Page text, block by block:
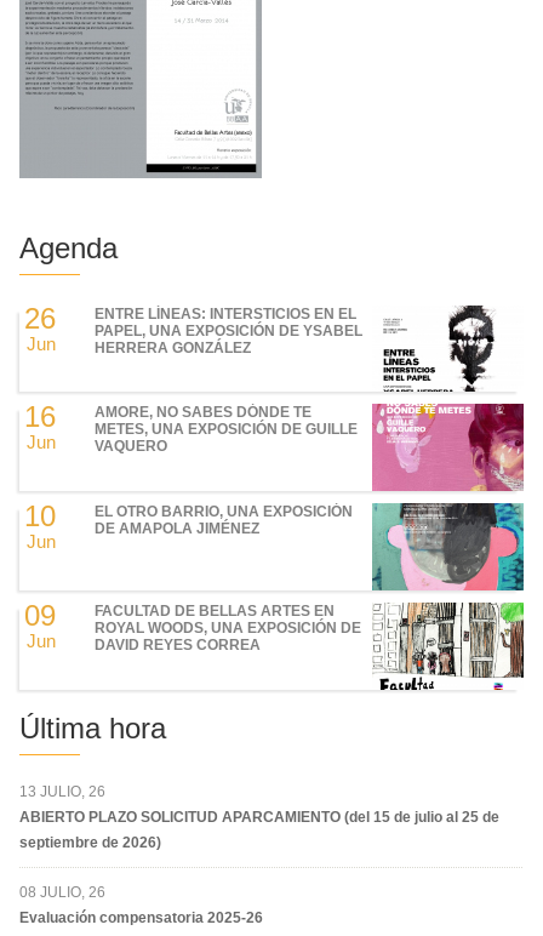
Agenda
26
Jun
ENTRE LÍNEAS: INTERSTICIOS EN EL
PAPEL, UNA EXPOSICIÓN DE YSABEL
HERRERA GONZÁLEZ
16
Jun
AMORE, NO SABES DÓNDE TE
METES, UNA EXPOSICIÓN DE GUILLE
VAQUERO
10
Jun
EL OTRO BARRIO, UNA EXPOSICIÓN
DE AMAPOLA JIMÉNEZ
09
Jun
FACULTAD DE BELLAS ARTES EN
ROYAL WOODS, UNA EXPOSICIÓN DE
DAVID REYES CORREA
Última hora
13 JULIO, 26
ABIERTO PLAZO SOLICITUD APARCAMIENTO (del 15 de julio al 25 de
septiembre de 2026)
08 JULIO, 26
Evaluación compensatoria 2025-26